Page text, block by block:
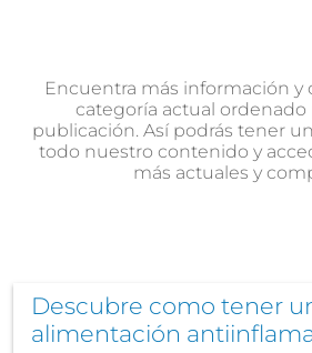
Encuentra más información y
categoría actual ordenado
publicación. Así podrás tener
todo nuestro contenido y
más actuales y
Descubre como tener
alimentación